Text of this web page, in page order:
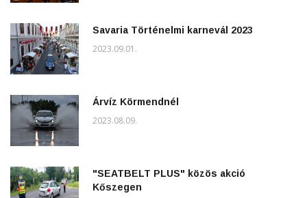
Savaria Történelmi karnevál 2023
2023.09.01.
Árvíz Körmendnél
2023.08.09.
"SEATBELT PLUS" közös akció
Kőszegen